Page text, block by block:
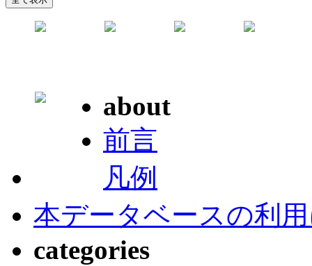
about
前言
凡例
本データベースの利
categories